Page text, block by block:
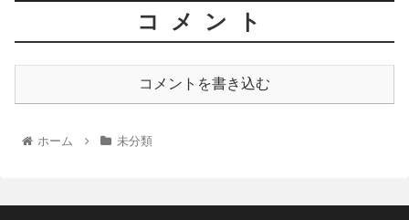
コメント
コメントを書き込む
ホーム 未分類